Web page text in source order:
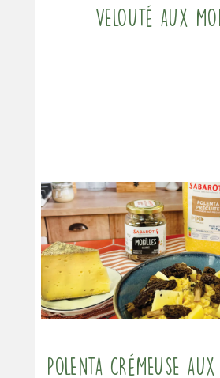
Velouté aux
Polenta crémeuse